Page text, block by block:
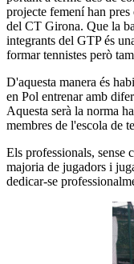
projecte femení han
del CT Girona. Que la
integrants del GTP és
formar tennistes però
D'aquesta manera és
en Pol entrenar amb
Aquesta serà la norma
membres de l'escola de
Els professionals, sense
majoria de jugadors i
dedicar-se